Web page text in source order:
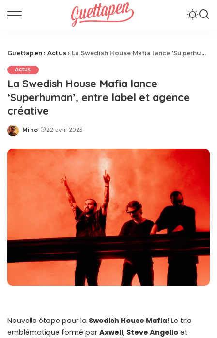
Guettapen › Actus › La Swedish House Mafia lance ‘Superhuman’, entre label et agence créative
Actus
La Swedish House Mafia lance
‘Superhuman’, entre label et agence
créative
Posted
Mino 22 avril 2025
Nouvelle étape pour la Swedish House Mafia! Le trio
emblématique formé par Axwell, Steve Angello et